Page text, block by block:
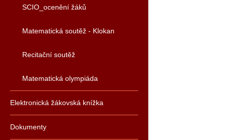
SCIO_ocenění žáků
Matematická soutěž - Klokan
Recitační soutěž
Matematická olympiáda
Elektronická žákovská knížka
Dokumenty